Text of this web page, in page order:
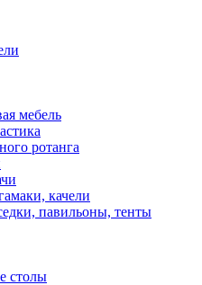
мебель
ротанга
качели
павильоны, тенты
столы